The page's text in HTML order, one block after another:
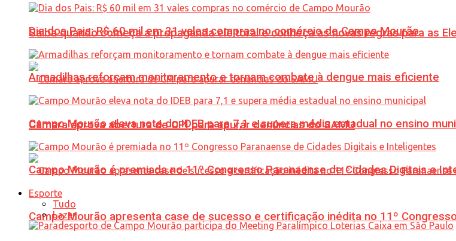
Saiba quando começa a propaganda eleitoral e conheça as novas regras para as
Câmara aprova abertura de CPI para apurar denúncias do SAMU
Campo Mourão apresenta case de sucesso e certificação inédita no 11º
Dia dos Pais: R$ 60 mil em 31 vales compras no comércio de Campo Mourão
Armadilhas reforçam monitoramento e tornam combate à dengue mais eficiente
Campo Mourão eleva nota do IDEB para 7,1 e supera média estadual no ensino
Campo Mourão é premiada no 11º Congresso Paranaense de Cidades Digitais e
Esporte
Tudo
Lazer